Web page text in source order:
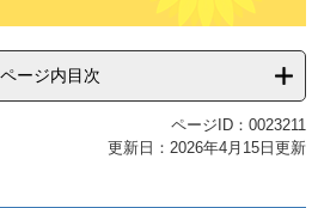
ページ内目次
ページID：0023211
更新日：2026年4月15日更新